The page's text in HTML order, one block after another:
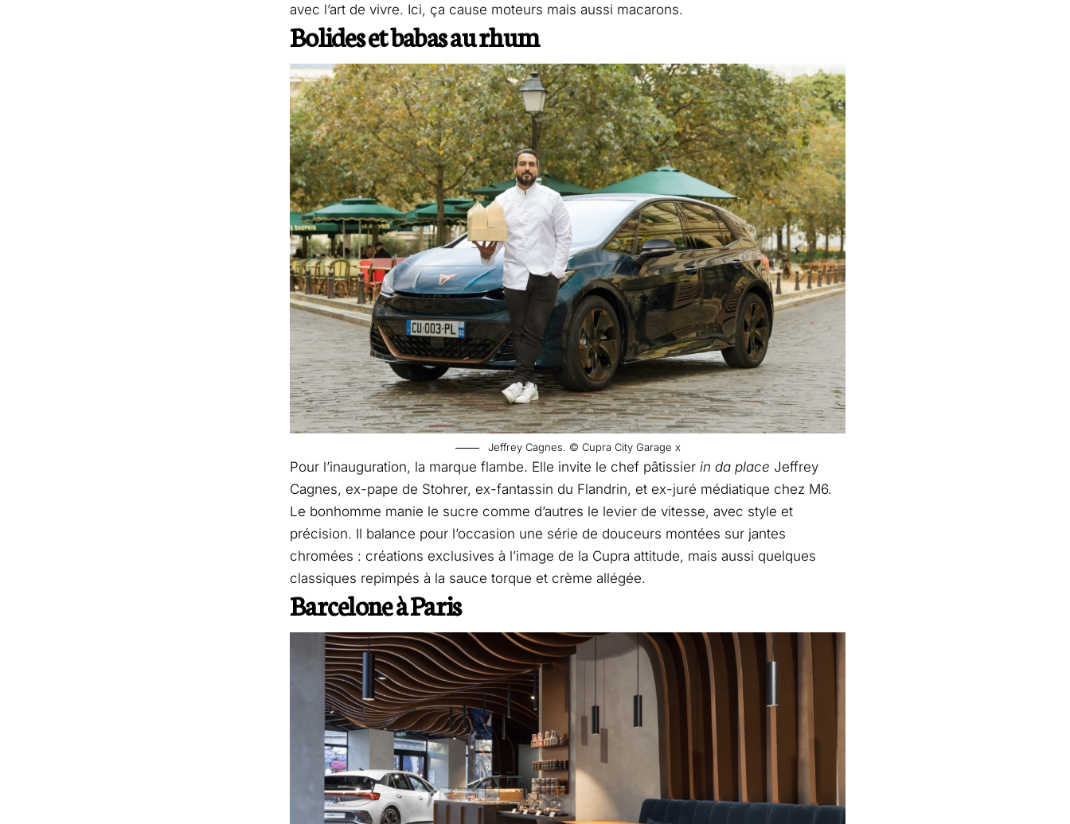
avec l’art de vivre. Ici, ça cause moteurs mais aussi macarons.
Bolides et babas au rhum
Jeffrey Cagnes. © Cupra City Garage x
Pour l’inauguration, la marque flambe. Elle invite le chef pâtissier in da place Jeffrey
Cagnes, ex-pape de Stohrer, ex-fantassin du Flandrin, et ex-juré médiatique chez M6.
Le bonhomme manie le sucre comme d’autres le levier de vitesse, avec style et
précision. Il balance pour l’occasion une série de douceurs montées sur jantes
chromées : créations exclusives à l’image de la Cupra attitude, mais aussi quelques
classiques repimpés à la sauce torque et crème allégée.
Barcelone à Paris